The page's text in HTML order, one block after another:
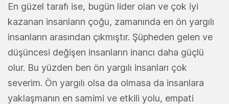
En güzel tarafı ise, bugün lider olan ve çok iyi
kazanan insanların çoğu, zamanında en ön yargılı
insanların arasından çıkmıştır. Şüpheden gelen ve
düşüncesi değişen insanların inancı daha güçlü
olur. Bu yüzden ben ön yargılı insanları çok
severim. Ön yargılı olsa da olmasa da insanlara
yaklaşmanın en samimi ve etkili yolu, empati